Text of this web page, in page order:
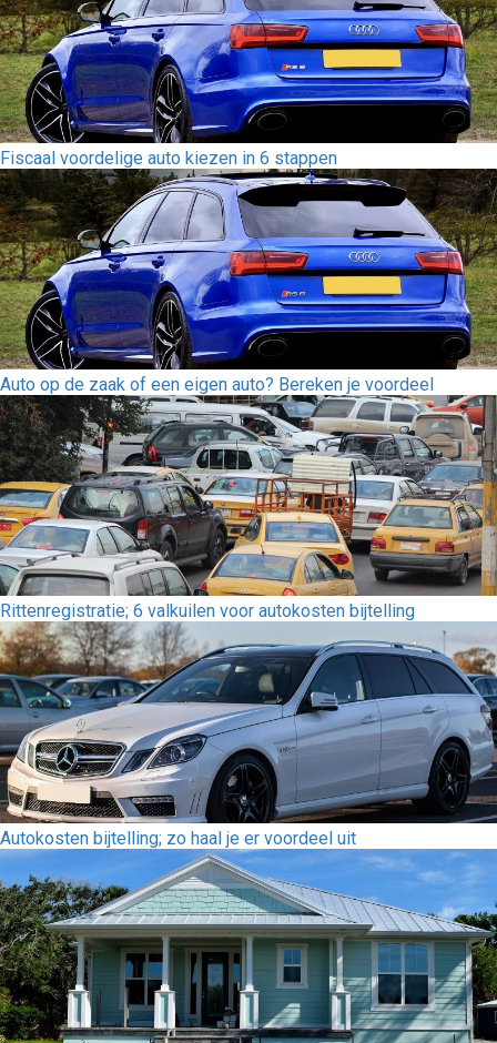
Fiscaal voordelige auto kiezen in 6 stappen
Auto op de zaak of een eigen auto? Bereken je voordeel
Rittenregistratie; 6 valkuilen voor autokosten bijtelling
Autokosten bijtelling; zo haal je er voordeel uit